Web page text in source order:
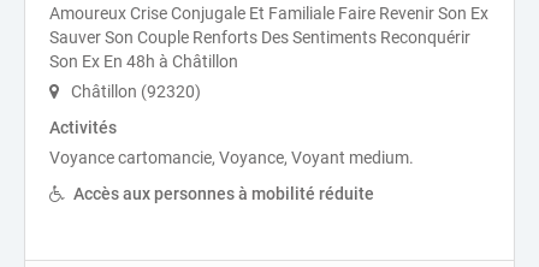
Amoureux Crise Conjugale Et Familiale Faire Revenir Son Ex
Sauver Son Couple Renforts Des Sentiments Reconquérir
Son Ex En 48h à Châtillon
Châtillon (92320)
Activités
Voyance cartomancie, Voyance, Voyant medium.
Accès aux personnes à mobilité réduite